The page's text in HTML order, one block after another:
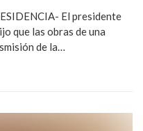
El presidente
que las obras de una
de la…